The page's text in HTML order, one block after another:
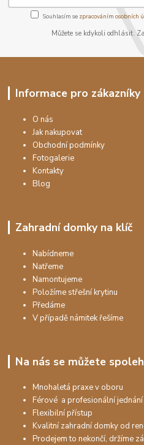
Souhlasím se zpracováním osobních
Můžete se kdykoli odhlásit.
Informace pro zákazníky
O nás
Jak nakupovat
Obchodní podmínky
Fotogalerie
Kontakty
Blog
Zahradní domky na klíč
Nabídneme
Natřeme
Namontujeme
Položíme střešní krytinu
Předáme
V případě námitek řešíme
Na nás se můžete
Mnohaletá praxe v oboru
Férové a profesionální jednání
Flexibilní přístup
Kvalitní zahradní domky od
Prodejem to nekončí, držíme